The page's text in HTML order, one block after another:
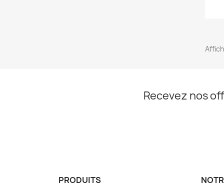
Recevez nos
PRODUITS